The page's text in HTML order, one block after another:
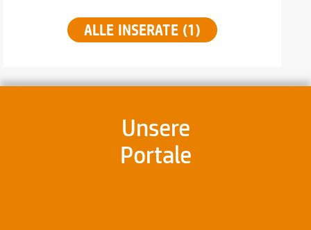
ALLE INSERATE (1)
Unsere
Portale